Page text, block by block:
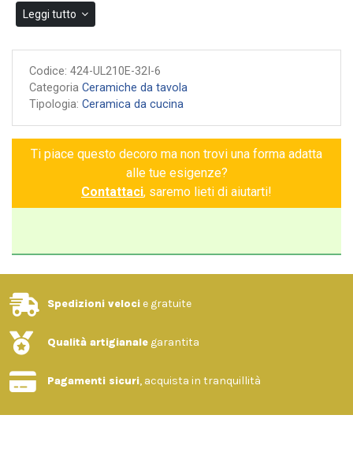
Leggi tutto
Codice: 424-UL210E-32I-6
Categoria Ceramiche da tavola
Tipologia: Ceramica da cucina
Ti piace questo decoro ma non trovi una forma adatta
alle tue esigenze?
Contattaci, saremo lieti di aiutarti!
Spedizioni veloci e gratuite
Qualità artigianale garantita
Pagamenti sicuri, acquista in tranquillità